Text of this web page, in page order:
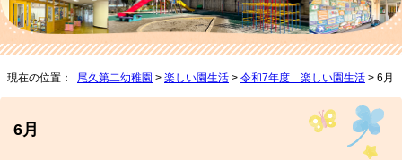
現在の位置： 尾久第二幼稚園 > 楽しい園生活 > 令和7年度 楽しい園生活 > 6月
6月